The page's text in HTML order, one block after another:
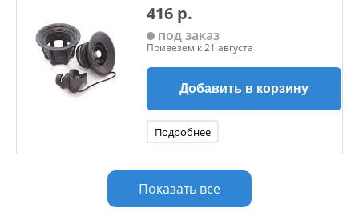
416 р.
под заказ
Привезем к 21 августа
Добавить в корзину
Подробнее
Показать все